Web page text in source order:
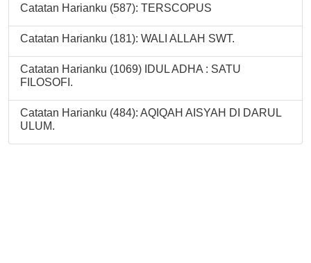
Catatan Harianku (587): TERSCOPUS
Catatan Harianku (181): WALI ALLAH SWT.
Catatan Harianku (1069) IDUL ADHA : SATU
FILOSOFI.
Catatan Harianku (484): AQIQAH AISYAH DI DARUL
ULUM.